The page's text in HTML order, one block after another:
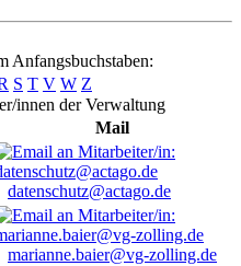
Anfangsbuchstaben:
S T V W Z
innen der Verwaltung
Mail
datenschutz@actago.de
marianne.baier@vg-zolling.de